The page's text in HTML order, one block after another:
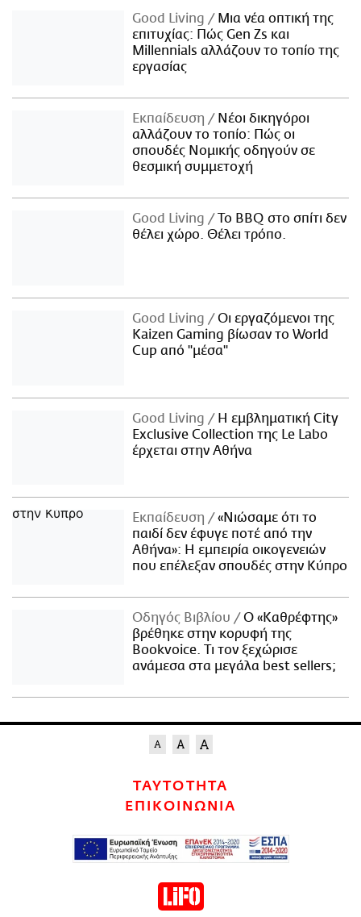
Good Living
Μια νέα οπτική της
επιτυχίας: Πώς Gen Zs και
Millennials αλλάζουν το τοπίο της
εργασίας
Εκπαίδευση
Νέοι δικηγόροι
αλλάζουν το τοπίο: Πώς οι
σπουδές Νομικής οδηγούν σε
θεσμική συμμετοχή
Good Living
Το BBQ στο σπίτι δεν
θέλει χώρο. Θέλει τρόπο.
Good Living
Οι εργαζόμενοι της
Kaizen Gaming βίωσαν το World
Cup από "μέσα"
Good Living
Η εμβληματική City
Exclusive Collection της Le Labo
έρχεται στην Αθήνα
Εκπαίδευση
«Νιώσαμε ότι το
παιδί δεν έφυγε ποτέ από την
Αθήνα»: Η εμπειρία οικογενειών
που επέλεξαν σπουδές στην Κύπρο
Οδηγός Βιβλίου
Ο «Καθρέφτης»
βρέθηκε στην κορυφή της
Bookvoice. Τι τον ξεχώρισε
ανάμεσα στα μεγάλα best sellers;
ΤΑΥΤΟΤΗΤΑ
ΕΠΙΚΟΙΝΩΝΙΑ